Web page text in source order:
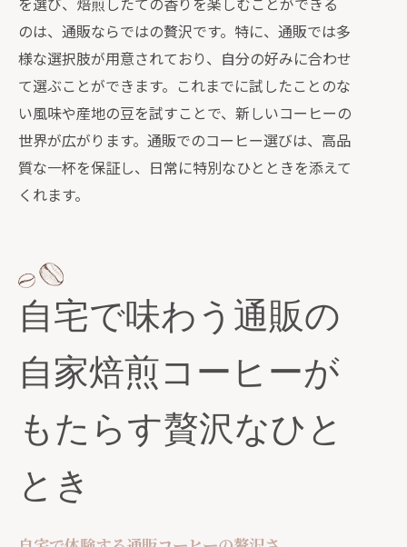
のは、通販ならではの贅沢です。特に、通販では多
様な選択肢が用意されており、自分の好みに合わせ
て選ぶことができます。これまでに試したことのな
い風味や産地の豆を試すことで、新しいコーヒーの
世界が広がります。通販でのコーヒー選びは、高品
質な一杯を保証し、日常に特別なひとときを添えて
くれます。
自宅で味わう通販の
自家焙煎コーヒーが
もたらす贅沢なひと
とき